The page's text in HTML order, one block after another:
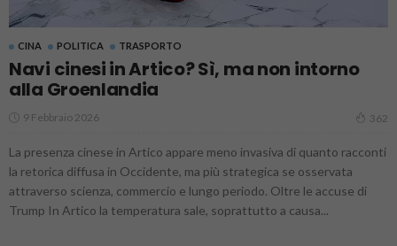
CINA POLITICA TRASPORTO
Navi cinesi in Artico? Sì, ma non intorno
alla Groenlandia
9 Febbraio 2026 362
La presenza cinese in Artico appare meno invasiva di quanto racconti
la retorica diffusa in Occidente, ma più strategica se osservata
attraverso scienza, commercio e lungo periodo. Oltre le accuse di
Trump In Artico la temperatura sale, soprattutto a causa...